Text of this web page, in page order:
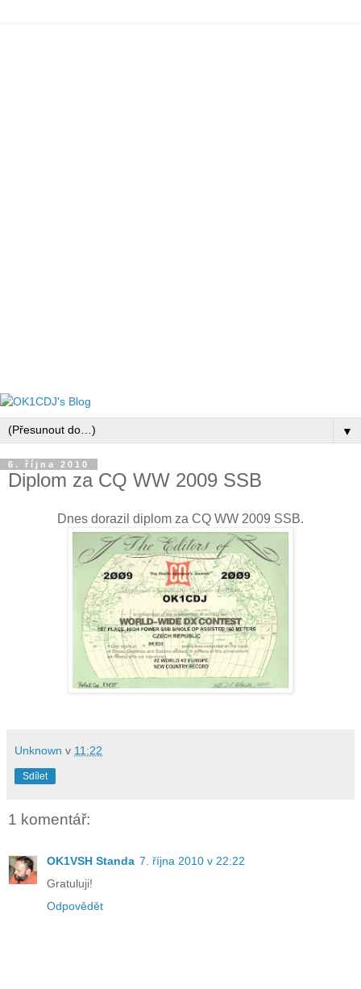
▼
6. října 2010
Diplom za CQ WW 2009 SSB
Dnes dorazil diplom za CQ WW 2009 SSB.
Unknown v 11:22
Sdílet
1 komentář:
OK1VSH Standa 7. října 2010 v 22:22
Gratuluji!
Odpovědět